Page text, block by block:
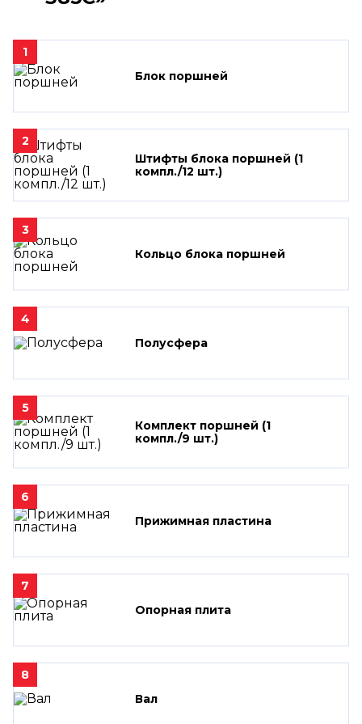
1
Блок поршней
2
Штифты блока поршней (1
компл./12 шт.)
3
Кольцо блока поршней
4
Полусфера
5
Комплект поршней (1
компл./9 шт.)
6
Прижимная пластина
7
Опорная плита
8
Вал